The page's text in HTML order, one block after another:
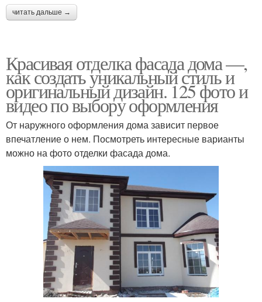
читать дальше →
Красивая отделка фасада дома —,
как создать уникальный стиль и
оригинальный дизайн. 125 фото и
видео по выбору оформления
От наружного оформления дома зависит первое
впечатление о нем. Посмотреть интересные варианты
можно на фото отделки фасада дома.